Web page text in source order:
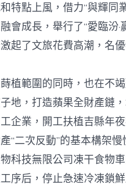
點上風，借力“與輝同
會成長，舉行了“愛臨汾·
起了文旅花費高潮，名
範圍的同時，也在不竭
地，打造蘋果全財產鏈
企業，開工扶植吉縣年
“二次反動”的基本構架慢
技無限公司凍干食物車
序后，停止急速冷凍鎖